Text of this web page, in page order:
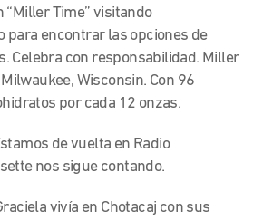
“Miller Time” visitando
encontrar las opciones de
Celebra con responsabilidad. Miller
Wisconsin. Con 96
por cada 12 onzas.
de vuelta en Radio
nos sigue contando.
vivía en Chotacaj con sus